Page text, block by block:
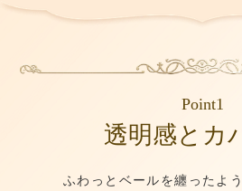
Point1
透明感とカ
ふわっとベールを纏ったよ